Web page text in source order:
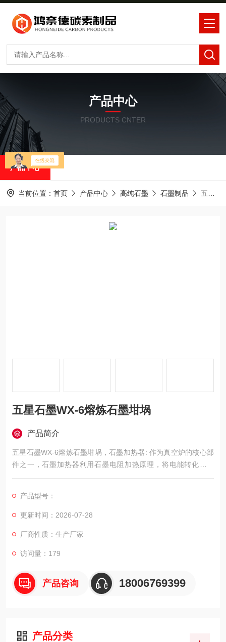
产品中心
PRODUCTS CNTER
产品中心
当前位置： 首页 产品中心 高纯石墨 石墨制品 五星石墨WX-6熔炼石墨坩埚
五星石墨WX-6熔炼石墨坩埚
产品简介
五星石墨WX-6熔炼石墨坩埚，石墨加热器: 作为真空炉的核心部
件之一，石墨加热器利用石墨电阻加热原理，将电能转化为热
能，用于加热炉内物料。具有加热速度快、温度均匀、节能环保
产品型号：
更新时间：2026-07-28
厂商性质：生产厂家
访问量：179
产品咨询 18006769399
产品分类